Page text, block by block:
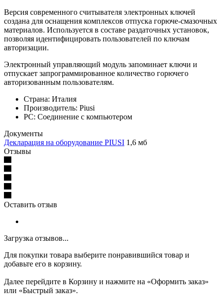
Версия современного считывателя электронных ключей
создана для оснащения комплексов отпуска горюче-смазочных
материалов. Используется в составе раздаточных установок,
позволяя идентифицировать пользователей по ключам
авторизации.
Электронный управляющий модуль запоминает ключи и
отпускает запрограммированное количество горючего
авторизованным пользователям.
Страна: Италия
Производитель: Piusi
PC: Соединение с компьютером
Документы
Декларация на оборудование PIUSI 1,6 мб
Отзывы
Оставить отзыв
Загрузка отзывов...
Для покупки товара выберите понравившийся товар и
добавьте его в корзину.
Далее перейдите в Корзину и нажмите на «Оформить заказ»
или «Быстрый заказ».